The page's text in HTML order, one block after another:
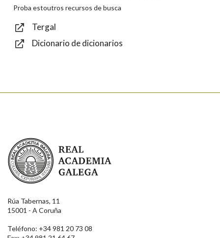
Texto de verificación
Proba estoutros recursos de busca
Tergal
Dicionario de dicionarios
Real Academia Galega
Rúa Tabernas, 11
15001 - A Coruña
Teléfono: +34 981 20 73 08